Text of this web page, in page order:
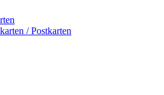
/ Postkarten